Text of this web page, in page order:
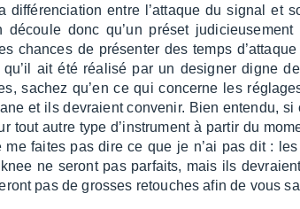
diffé­ren­cia­tion entre l’at­taque du signal et
donc qu’un préset
chances de présen­ter des temps
qu’il ait été réalisé par un desi­gner digne
sachez qu’en ce qui concerne les
et ils devraient conve­nir. Bien entendu,
tout autre type d’ins­tru­ment à partir du
me faites pas dire ce que je n’ai pas dit :
ne seront pas parfaits, mais ils
pas de grosses retouches afin de vous